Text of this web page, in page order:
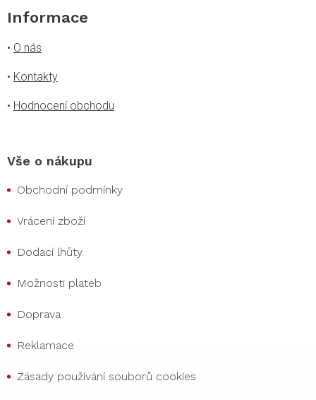
Informace
• O nás
• Kontakty
• Hodnocení obchodu
Vše o nákupu
Obchodní podmínky
Vrácení zboží
Dodací lhůty
Možnosti plateb
Doprava
Reklamace
Zásady používání souborů cookies